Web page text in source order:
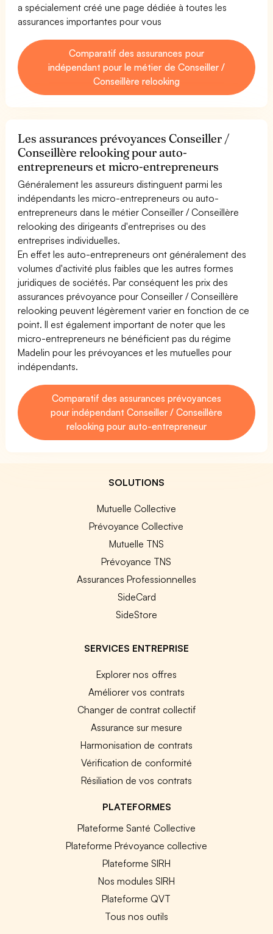
a spécialement créé une page dédiée à toutes les
assurances importantes pour vous
Comparatif des assurances pour
indépendant pour le métier de Conseiller /
Conseillère relooking
Les assurances prévoyances Conseiller /
Conseillère relooking pour auto-
entrepreneurs et micro-entrepreneurs
Généralement les assureurs distinguent parmi les
indépendants les micro-entrepreneurs ou auto-
entrepreneurs dans le métier Conseiller / Conseillère
relooking des dirigeants d'entreprises ou des
entreprises individuelles.
En effet les auto-entrepreneurs ont généralement des
volumes d'activité plus faibles que les autres formes
juridiques de sociétés. Par conséquent les prix des
assurances prévoyance pour Conseiller / Conseillère
relooking peuvent légèrement varier en fonction de ce
point. Il est également important de noter que les
micro-entrepreneurs ne bénéficient pas du régime
Madelin pour les prévoyances et les mutuelles pour
indépendants.
Comparatif des assurances prévoyances
pour indépendant Conseiller / Conseillère
relooking pour auto-entrepreneur
SOLUTIONS
Mutuelle Collective
Prévoyance Collective
Mutuelle TNS
Prévoyance TNS
Assurances Professionnelles
SideCard
SideStore
SERVICES ENTREPRISE
Explorer nos offres
Améliorer vos contrats
Changer de contrat collectif
Assurance sur mesure
Harmonisation de contrats
Vérification de conformité
Résiliation de vos contrats
PLATEFORMES
Plateforme Santé Collective
Plateforme Prévoyance collective
Plateforme SIRH
Nos modules SIRH
Plateforme QVT
Tous nos outils